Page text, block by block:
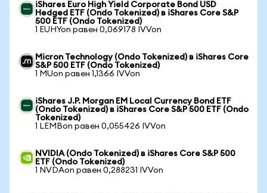
iShares Euro High Yield Corporate Bond USD
Hedged ETF (Ondo Tokenized) в iShares Core S&P
500 ETF (Ondo Tokenized)
1 EUHYon равен 0,069178 IVVon
Micron Technology (Ondo Tokenized) в iShares Core
S&P 500 ETF (Ondo Tokenized)
1 MUon равен 1,1366 IVVon
iShares J.P. Morgan EM Local Currency Bond ETF
(Ondo Tokenized) в iShares Core S&P 500 ETF (Ondo
Tokenized)
1 LEMBon равен 0,055426 IVVon
NVIDIA (Ondo Tokenized) в iShares Core S&P 500
ETF (Ondo Tokenized)
1 NVDAon равен 0,288231 IVVon